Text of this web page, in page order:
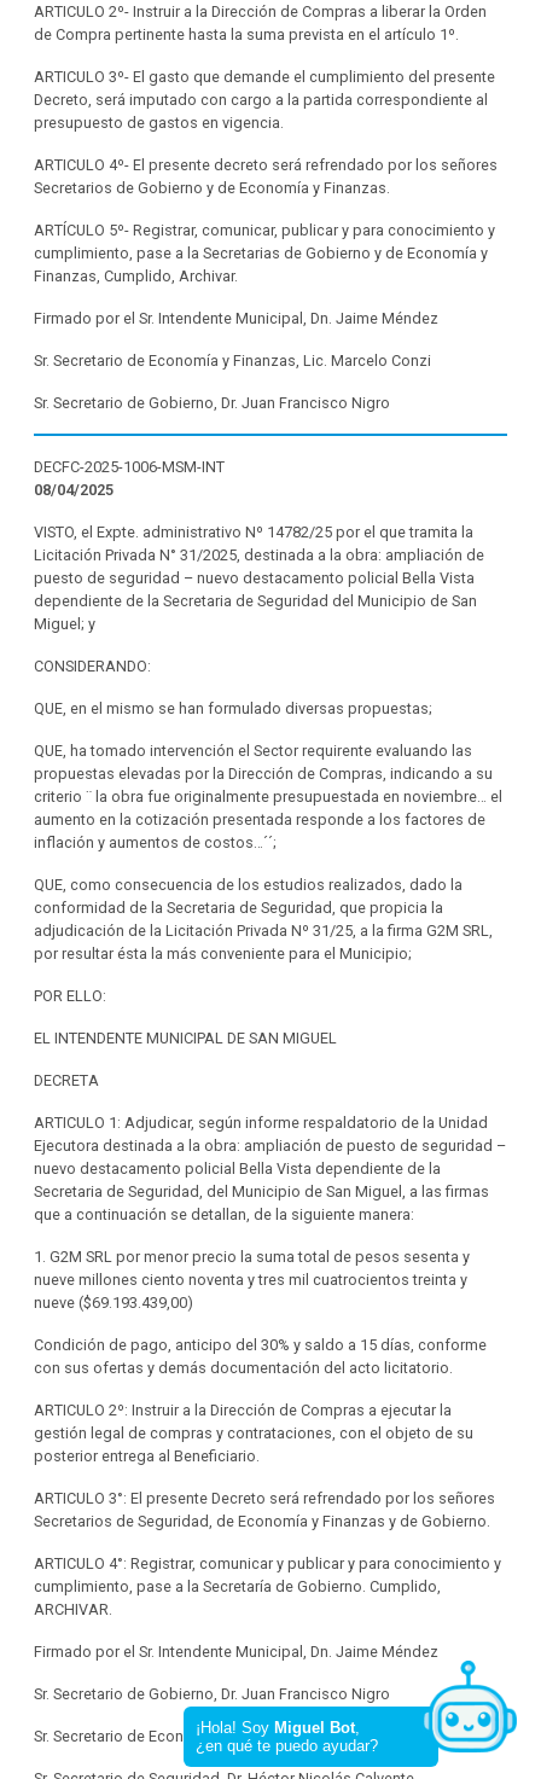
ARTICULO 2º- Instruir a la Dirección de Compras a liberar la Orden
de Compra pertinente hasta la suma prevista en el artículo 1º.
ARTICULO 3º- El gasto que demande el cumplimiento del presente
Decreto, será imputado con cargo a la partida correspondiente al
presupuesto de gastos en vigencia.
ARTICULO 4º- El presente decreto será refrendado por los señores
Secretarios de Gobierno y de Economía y Finanzas.
ARTÍCULO 5º- Registrar, comunicar, publicar y para conocimiento y
cumplimiento, pase a la Secretarias de Gobierno y de Economía y
Finanzas, Cumplido, Archivar.
Firmado por el Sr. Intendente Municipal, Dn. Jaime Méndez
Sr. Secretario de Economía y Finanzas, Lic. Marcelo Conzi
Sr. Secretario de Gobierno, Dr. Juan Francisco Nigro
DECFC-2025-1006-MSM-INT
08/04/2025
VISTO, el Expte. administrativo Nº 14782/25 por el que tramita la
Licitación Privada N° 31/2025, destinada a la obra: ampliación de
puesto de seguridad – nuevo destacamento policial Bella Vista
dependiente de la Secretaria de Seguridad del Municipio de San
Miguel; y
CONSIDERANDO:
QUE, en el mismo se han formulado diversas propuestas;
QUE, ha tomado intervención el Sector requirente evaluando las
propuestas elevadas por la Dirección de Compras, indicando a su
criterio ¨ la obra fue originalmente presupuestada en noviembre… el
aumento en la cotización presentada responde a los factores de
inflación y aumentos de costos…´´;
QUE, como consecuencia de los estudios realizados, dado la
conformidad de la Secretaria de Seguridad, que propicia la
adjudicación de la Licitación Privada Nº 31/25, a la firma G2M SRL,
por resultar ésta la más conveniente para el Municipio;
POR ELLO:
EL INTENDENTE MUNICIPAL DE SAN MIGUEL
DECRETA
ARTICULO 1: Adjudicar, según informe respaldatorio de la Unidad
Ejecutora destinada a la obra: ampliación de puesto de seguridad –
nuevo destacamento policial Bella Vista dependiente de la
Secretaria de Seguridad, del Municipio de San Miguel, a las firmas
que a continuación se detallan, de la siguiente manera:
1. G2M SRL por menor precio la suma total de pesos sesenta y
nueve millones ciento noventa y tres mil cuatrocientos treinta y
nueve ($69.193.439,00)
Condición de pago, anticipo del 30% y saldo a 15 días, conforme
con sus ofertas y demás documentación del acto licitatorio.
ARTICULO 2º: Instruir a la Dirección de Compras a ejecutar la
gestión legal de compras y contrataciones, con el objeto de su
posterior entrega al Beneficiario.
ARTICULO 3°: El presente Decreto será refrendado por los señores
Secretarios de Seguridad, de Economía y Finanzas y de Gobierno.
ARTICULO 4°: Registrar, comunicar y publicar y para conocimiento y
cumplimiento, pase a la Secretaría de Gobierno. Cumplido,
ARCHIVAR.
Firmado por el Sr. Intendente Municipal, Dn. Jaime Méndez
Sr. Secretario de Gobierno, Dr. Juan Francisco Nigro
Sr. Secretario de Economía y Finanzas, Lic. Marcelo Conzi